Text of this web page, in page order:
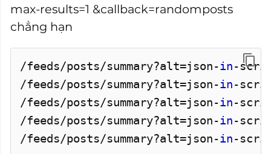
max-results=1 &callback=randomposts
chẳng hạn
/feeds/posts/summary?alt=json-in-
/feeds/posts/summary?alt=json-in-
/feeds/posts/summary?alt=json-in-
/feeds/posts/summary?alt=json-in-
/feeds/posts/summary?alt=json-in-